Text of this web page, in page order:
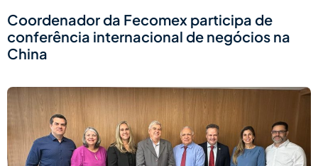
Coordenador da Fecomex participa de
conferência internacional de negócios na
China